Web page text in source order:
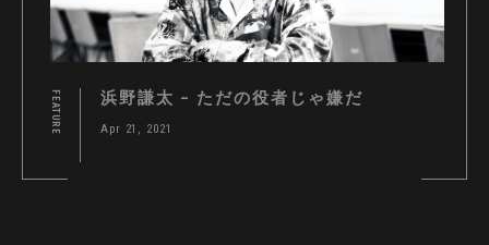
FEATURE 浜野謙太 – ただの役者じゃ嫌だ
Apr 21, 2021